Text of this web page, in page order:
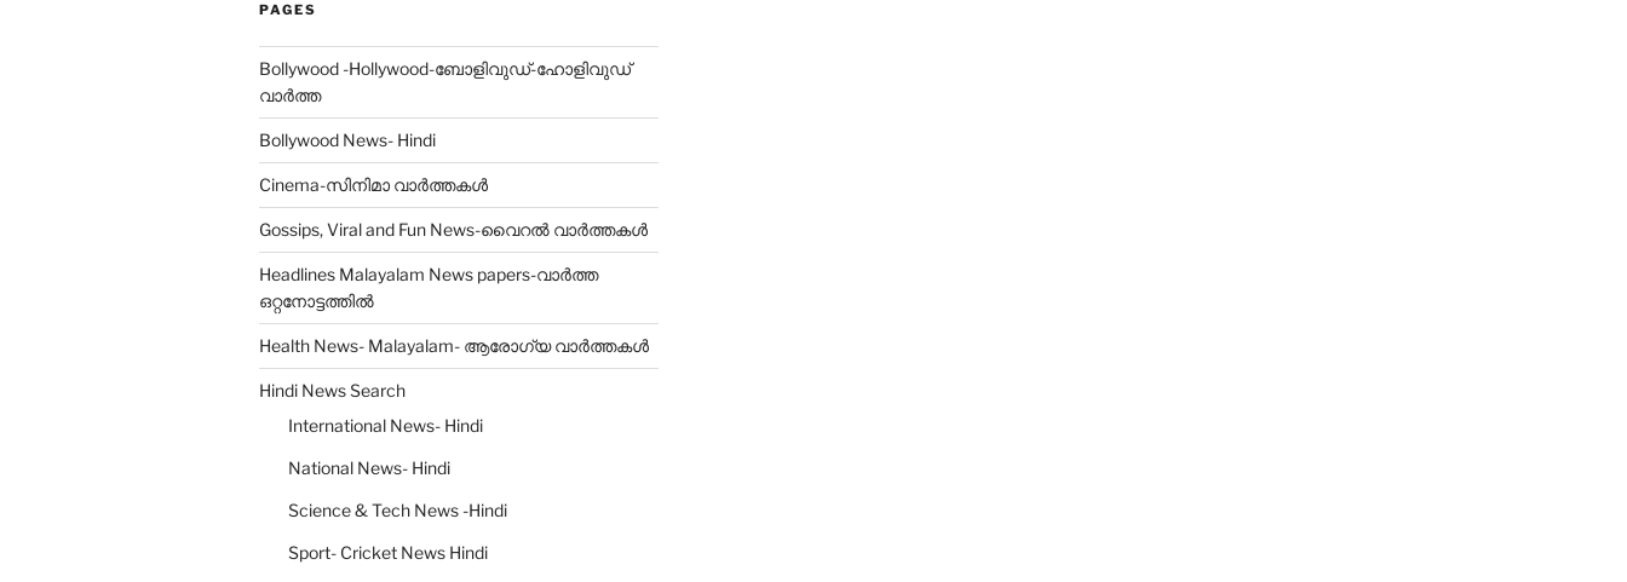
PAGES
Bollywood -Hollywood-ബോളിവുഡ്-ഹോളിവുഡ്
വാർത്ത
Bollywood News- Hindi
Cinema-സിനിമാ വാർത്തകൾ
Gossips, Viral and Fun News-വൈറൽ വാർത്തകൾ
Headlines Malayalam News papers-വാർത്ത
ഒറ്റനോട്ടത്തിൽ
Health News- Malayalam- ആരോഗ്യ വാർത്തകൾ
Hindi News Search
International News- Hindi
National News- Hindi
Science & Tech News -Hindi
Sport- Cricket News Hindi